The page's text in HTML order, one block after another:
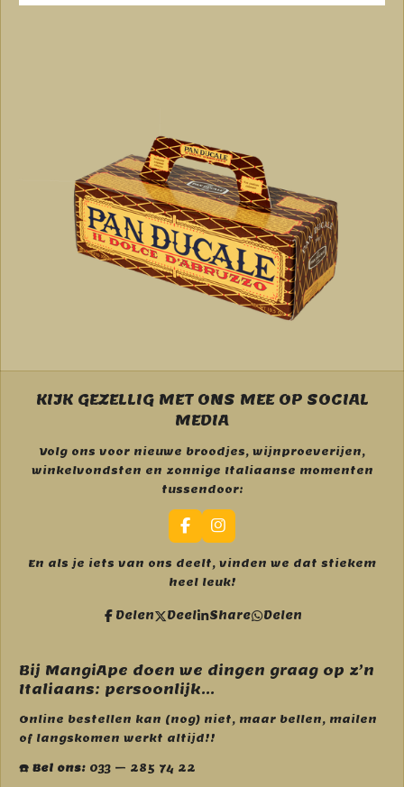
KIJK GEZELLIG MET ONS MEE OP SOCIAL
MEDIA
Volg ons voor nieuwe broodjes, wijnproeverijen,
winkelvondsten en zonnige Italiaanse momenten
tussendoor:
F
a
c
b
o
I
n
s
t
a
r
En als je iets van ons deelt, vinden we dat stiekem
heel leuk!
Delen Deel Share Delen
Bij MangiApe doen we dingen graag op z’n
Italiaans: persoonlijk...
Online bestellen kan (nog) niet, maar bellen, mailen
of langskomen werkt altijd!!
☎️ Bel ons: 033 – 285 74 22